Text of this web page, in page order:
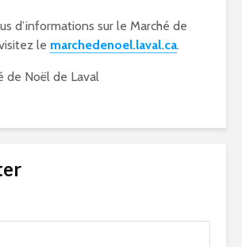
d’informations sur le Marché de
le marchedenoel.laval.ca.
de Noël de Laval